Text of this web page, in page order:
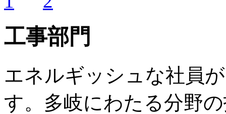
工事部門
エネルギッシュな社員
す。多岐にわたる分野